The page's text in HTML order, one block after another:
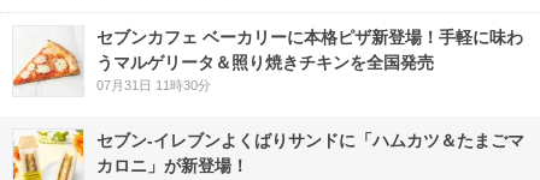
セブンカフェ ベーカリーに本格ピザ新登場！手軽に味わ
うマルゲリータ＆照り焼きチキンを全国発売
07月31日 11時30分
セブン‐イレブンよくばりサンドに「ハムカツ＆たまごマ
カロニ」が新登場！